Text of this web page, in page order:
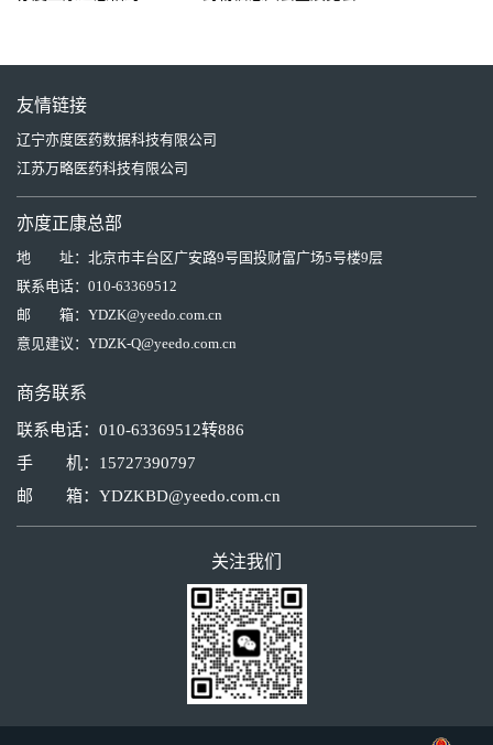
友情链接
辽宁亦度医药数据科技有限公司
江苏万略医药科技有限公司
亦度正康总部
地 址： 北京市丰台区广安路9号国投财富广场5号楼9层
联系电话： 010-63369512
邮 箱： YDZK@yeedo.com.cn
意见建议： YDZK-Q@yeedo.com.cn
商务联系
联系电话：010-63369512转886
手 机：15727390797
邮 箱：YDZKBD@yeedo.com.cn
关注我们